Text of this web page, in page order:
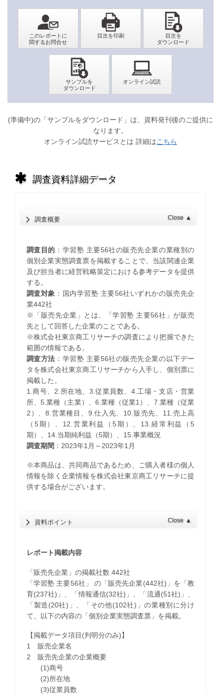
(準備中)の「サンプルをダウンロード」は、資料発刊後のご提供に
なります。
オンライン試読サービスとは 詳細はこちら
調査資料詳細データ
調査概要 Close ▲
調査目的 ：学習塾 主要56社の販売先企業の業種別の
個別企業実態調査票を掲載することで、当該関連企業
及び担当者に経営戦略策定における参考データを提供
する。
調査対象 ：国内学習塾 主要56社いずれかの販売先企
業442社
※「販売先企業」とは、「学習塾 主要56社」が販売
先として回答した企業のことである。
※株式会社東京商工リサーチの調査により把握できた
範囲の情報である。
調査方法 ：学習塾 主要56社の販売先企業の以下デー
タを株式会社東京商工リサーチから入手し、個別票に
掲載した。
1.商号、2.所在地、3.従業員数、4.工場・支店・営業
所、5.業種（主業）、6.業種（従業1）、7.業種（従業
2）、8.営業種目、9.仕入先、10.販売先、11.売上高
（5期）、12.営業利益（5期）、13.経常利益（5
期）、14.当期純利益（5期）、15.事業概況
調査期間 ：2023年1月～2023年1月
※本商品は、共同商品であるため、ご購入者様の個人
情報を除く企業情報を株式会社東京商工リサーチに提
供する場合がございます。
資料ポイント Close ▲
レポート掲載内容
「販売先企業」の掲載社数 442社
「学習塾 主要56社」 の「販売先企業(442社)」を「教
育(237社)」、「情報通信(32社)」、「流通(51社)」、
「製造(20社)」、「その他(102社)」の業種別に分け
て、以下の内容の「個別企業実態調査票」を掲載。
【掲載データ項目(判明分のみ)】
1 販売企業名
2 販売先企業の企業概要
(1)商号
(2)所在地
(3)従業員数